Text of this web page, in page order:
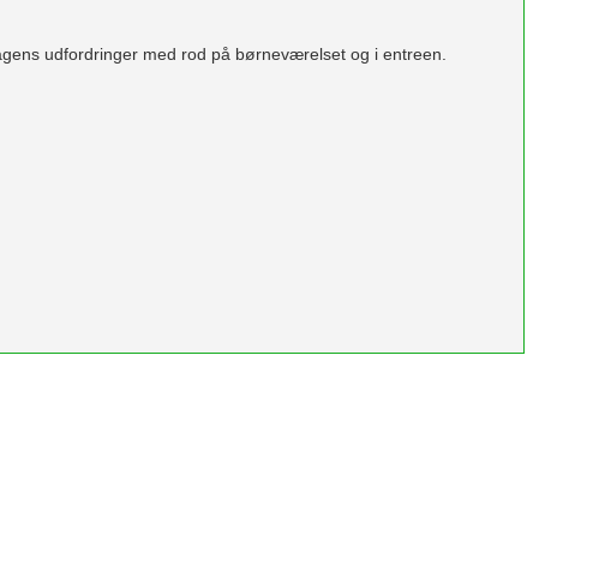
udfordringer med rod på børneværelset og i entreen.